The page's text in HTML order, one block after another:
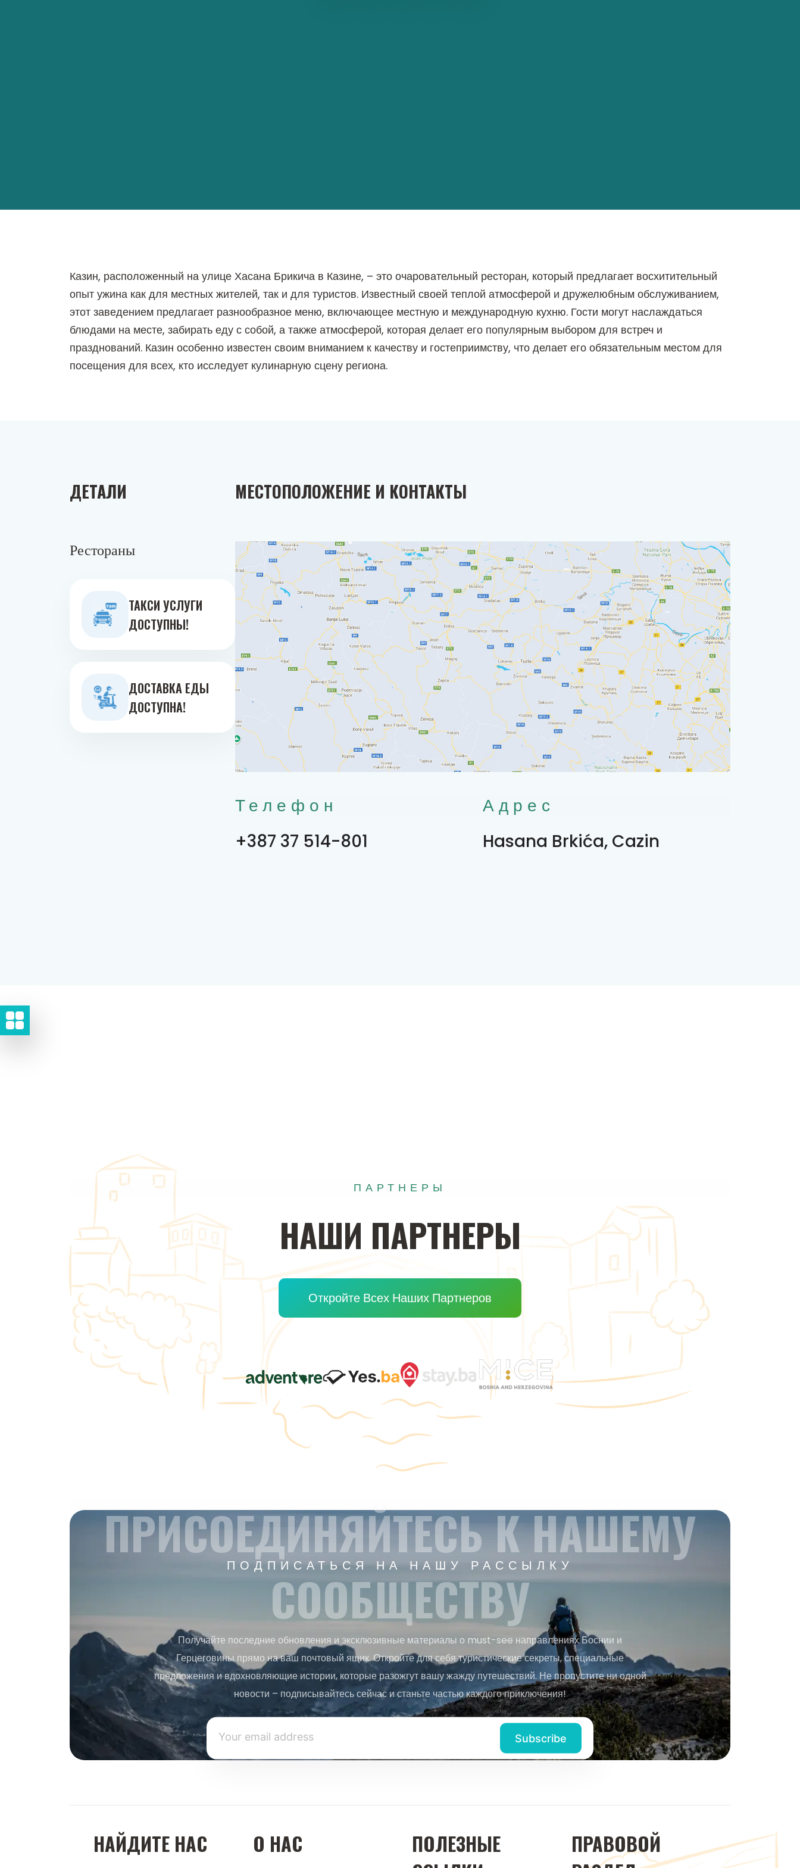
Казин, расположенный на улице Хасана Брикича в Казине, – это очаровательный ресторан, который предлагает восхитительный
опыт ужина как для местных жителей, так и для туристов. Известный своей теплой атмосферой и дружелюбным обслуживанием,
этот заведением предлагает разнообразное меню, включающее местную и международную кухню. Гости могут наслаждаться
блюдами на месте, забирать еду с собой, а также атмосферой, которая делает его популярным выбором для встреч и
празднований. Казин особенно известен своим вниманием к качеству и гостеприимству, что делает его обязательным местом для
посещения для всех, кто исследует кулинарную сцену региона.
ДЕТАЛИ
Рестораны
ТАКСИ УСЛУГИ
ДОСТУПНЫ!
ДОСТАВКА ЕДЫ
ДОСТУПНА!
МЕСТОПОЛОЖЕНИЕ И КОНТАКТЫ
Телефон
+387 37 514-801
Адрес
Hasana Brkića, Cazin
ПАРТНЕРЫ
НАШИ ПАРТНЕРЫ
Откройте Всех Наших Партнеров
ПОДПИСАТЬСЯ НА НАШУ РАССЫЛКУ
ПРИСОЕДИНЯЙТЕСЬ К НАШЕМУ
СООБЩЕСТВУ
Получайте последние обновления и эксклюзивные материалы о must-see направлениях Боснии и
Герцеговины прямо на ваш почтовый ящик. Откройте для себя туристические секреты, специальные
предложения и вдохновляющие истории, которые разожгут вашу жажду путешествий. Не пропустите ни одной
новости – подписывайтесь сейчас и станьте частью каждого приключения!
НАЙДИТЕ НАС О НАС
ПОЛЕЗНЫЕ
ПРАВОВОЙ